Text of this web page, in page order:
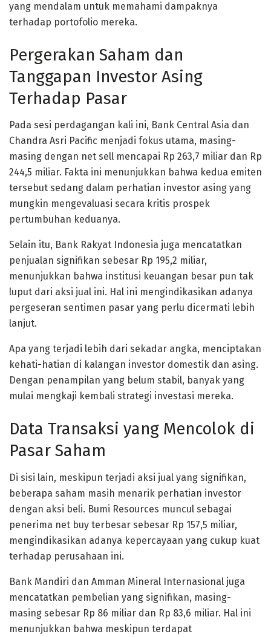
yang mendalam untuk memahami dampaknya
terhadap portofolio mereka.
Pergerakan Saham dan
Tanggapan Investor Asing
Terhadap Pasar
Pada sesi perdagangan kali ini, Bank Central Asia dan
Chandra Asri Pacific menjadi fokus utama, masing-
masing dengan net sell mencapai Rp 263,7 miliar dan Rp
244,5 miliar. Fakta ini menunjukkan bahwa kedua emiten
tersebut sedang dalam perhatian investor asing yang
mungkin mengevaluasi secara kritis prospek
pertumbuhan keduanya.
Selain itu, Bank Rakyat Indonesia juga mencatatkan
penjualan signifikan sebesar Rp 195,2 miliar,
menunjukkan bahwa institusi keuangan besar pun tak
luput dari aksi jual ini. Hal ini mengindikasikan adanya
pergeseran sentimen pasar yang perlu dicermati lebih
lanjut.
Apa yang terjadi lebih dari sekadar angka, menciptakan
kehati-hatian di kalangan investor domestik dan asing.
Dengan penampilan yang belum stabil, banyak yang
mulai mengkaji kembali strategi investasi mereka.
Data Transaksi yang Mencolok di
Pasar Saham
Di sisi lain, meskipun terjadi aksi jual yang signifikan,
beberapa saham masih menarik perhatian investor
dengan aksi beli. Bumi Resources muncul sebagai
penerima net buy terbesar sebesar Rp 157,5 miliar,
mengindikasikan adanya kepercayaan yang cukup kuat
terhadap perusahaan ini.
Bank Mandiri dan Amman Mineral Internasional juga
mencatatkan pembelian yang signifikan, masing-
masing sebesar Rp 86 miliar dan Rp 83,6 miliar. Hal ini
menunjukkan bahwa meskipun terdapat